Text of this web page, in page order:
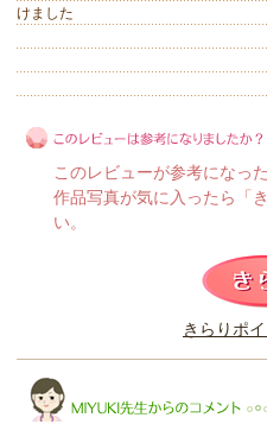
けました
このレビューは参考になりまし
このレビューが参考になっ
作品写真が気に入ったら「
い。
きらりポ